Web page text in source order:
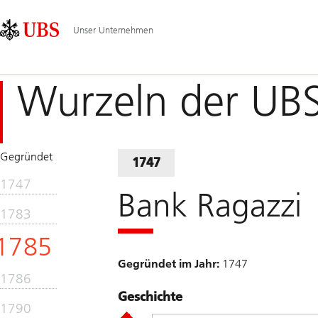
Area
Unser Unternehmen
Wurzeln der
Gegründet
1747
1783
1786
1790
1747
Bank Ragazzi
Gegründet im Jahr: 1747
Geschichte